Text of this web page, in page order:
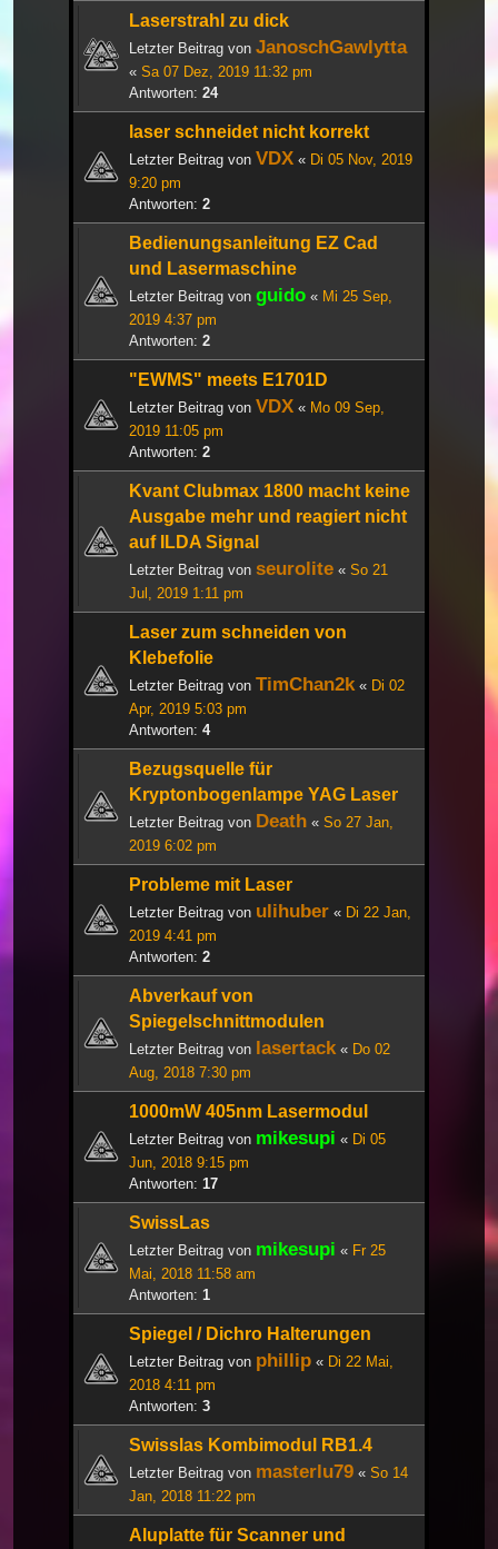
Laserstrahl zu dick
Letzter Beitrag von JanoschGawlytta
« Sa 07 Dez, 2019 11:32 pm
Antworten: 24
laser schneidet nicht korrekt
Letzter Beitrag von VDX « Di 05 Nov, 2019
9:20 pm
Antworten: 2
Bedienungsanleitung EZ Cad
und Lasermaschine
Letzter Beitrag von guido « Mi 25 Sep,
2019 4:37 pm
Antworten: 2
"EWMS" meets E1701D
Letzter Beitrag von VDX « Mo 09 Sep,
2019 11:05 pm
Antworten: 2
Kvant Clubmax 1800 macht keine
Ausgabe mehr und reagiert nicht
auf ILDA Signal
Letzter Beitrag von seurolite « So 21
Jul, 2019 1:11 pm
Laser zum schneiden von
Klebefolie
Letzter Beitrag von TimChan2k « Di 02
Apr, 2019 5:03 pm
Antworten: 4
Bezugsquelle für
Kryptonbogenlampe YAG Laser
Letzter Beitrag von Death « So 27 Jan,
2019 6:02 pm
Probleme mit Laser
Letzter Beitrag von ulihuber « Di 22 Jan,
2019 4:41 pm
Antworten: 2
Abverkauf von
Spiegelschnittmodulen
Letzter Beitrag von lasertack « Do 02
Aug, 2018 7:30 pm
1000mW 405nm Lasermodul
Letzter Beitrag von mikesupi « Di 05
Jun, 2018 9:15 pm
Antworten: 17
SwissLas
Letzter Beitrag von mikesupi « Fr 25
Mai, 2018 11:58 am
Antworten: 1
Spiegel / Dichro Halterungen
Letzter Beitrag von phillip « Di 22 Mai,
2018 4:11 pm
Antworten: 3
Swisslas Kombimodul RB1.4
Letzter Beitrag von masterlu79 « So 14
Jan, 2018 11:22 pm
Aluplatte für Scanner und